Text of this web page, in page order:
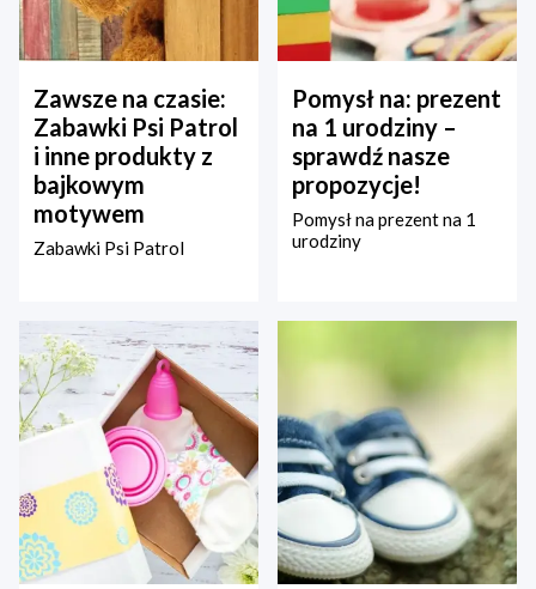
Zawsze na czasie:
Zabawki Psi Patrol
i inne produkty z
bajkowym
motywem
Zabawki Psi Patrol
Pomysł na: prezent
na 1 urodziny –
sprawdź nasze
propozycje!
Pomysł na prezent na 1
urodziny